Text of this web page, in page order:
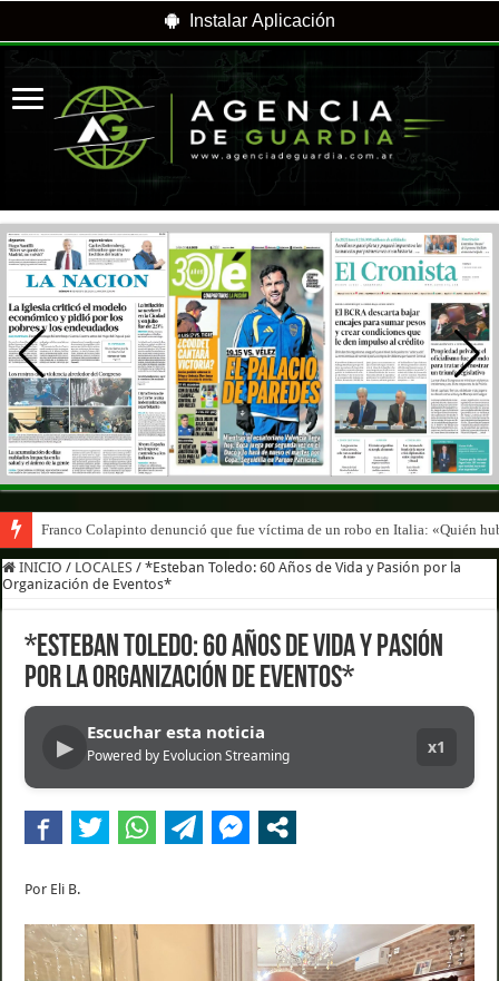
Instalar Aplicación
Franco Colapinto denunció que fue víctima de un robo en Italia: «Quién
INICIO / LOCALES / *Esteban Toledo: 60 Años de Vida y Pasión por la
Organización de Eventos*
*Esteban Toledo: 60 Años de Vida y Pasión
por la Organización de Eventos*
▶
Escuchar esta noticia
Powered by Evolucion Streaming x1
Por Eli B.